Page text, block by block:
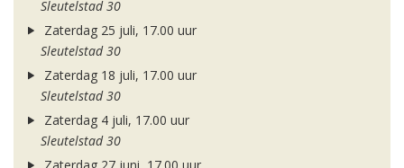
Sleutelstad 30
Zaterdag 25 juli, 17.00 uur
Sleutelstad 30
Zaterdag 18 juli, 17.00 uur
Sleutelstad 30
Zaterdag 4 juli, 17.00 uur
Sleutelstad 30